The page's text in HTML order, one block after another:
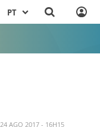
PT
24 AGO 2017 - 16H15